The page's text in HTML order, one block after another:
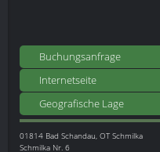
Buchungsanfrage
Internetseite
Geografische Lage
01814 Bad Schandau, OT Schmilka
Schmilka Nr. 6